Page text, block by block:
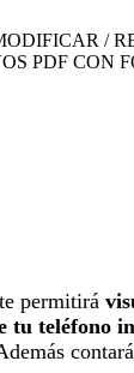
te permitirá
tu teléfono